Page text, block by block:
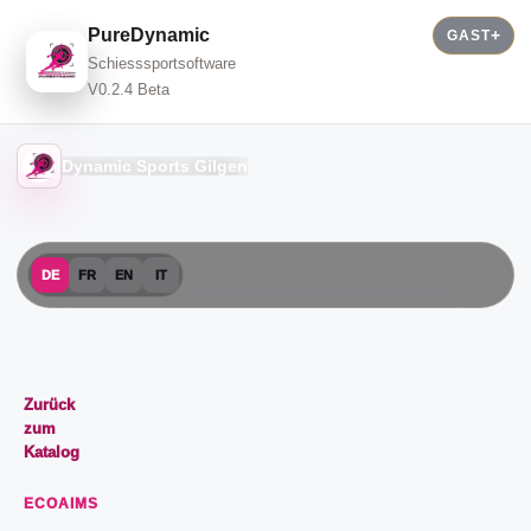
PureDynamic
Schiesssportsoftware
V0.2.4 Beta
GAST
Dynamic Sports Gilgen
DE FR EN IT
Zurück
zum
Katalog
ECOAIMS